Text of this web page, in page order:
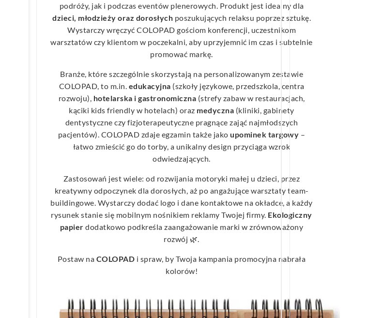
podróży, jak i podczas eventów plenerowych. Produkt jest idealny dla
dzieci, młodzieży oraz dorosłych poszukujących relaksu poprzez sztukę.
Wystarczy wręczyć COLOPAD gościom konferencji, uczestnikom
warsztatów czy klientom w poczekalni, aby uprzyjemnić im czas i subtelnie
promować markę.
Branże, które szczególnie skorzystają na personalizowanym zestawie
COLOPAD, to m.in. edukacyjna (szkoły językowe, przedszkola, centra
rozwoju), hotelarska i gastronomiczna (strefy zabaw w restauracjach,
kąciki kids friendly w hotelach) oraz medyczna (kliniki, gabinety
dentystyczne czy fizjoterapeutyczne pragnące zająć najmłodszych
pacjentów). COLOPAD zdaje egzamin także jako upominek targowy –
łatwo zmieścić go do torby, a unikalny design przyciąga wzrok
odwiedzających.
Zastosowań jest wiele: od rozwijania motoryki małej u dzieci, przez
kreatywny odpoczynek dla dorosłych, aż po angażujące warsztaty team-
buildingowe. Wystarczy dodać logo i dane kontaktowe na okładce, a każdy
rysunek stanie się mobilnym nośnikiem reklamy Twojej firmy. Ekologiczny
papier dodatkowo podkreśla zaangażowanie marki w zrównoważony
rozwój 🌿.
Postaw na COLOPAD i spraw, by Twoja kampania promocyjna nabrała
kolorów!